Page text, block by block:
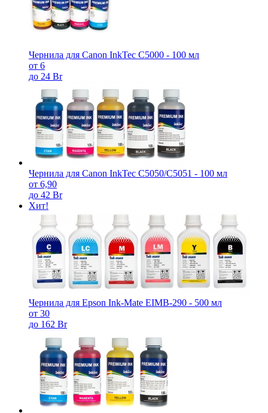
Чернила для Canon InkTec C5000 - 100 мл
от 6
до 24 Br
Чернила для Canon InkTec C5050/С5051 - 100 мл
от 6,90
до 42 Br
Хит!
Чернила для Epson Ink-Mate EIMB-290 - 500 мл
от 30
до 162 Br